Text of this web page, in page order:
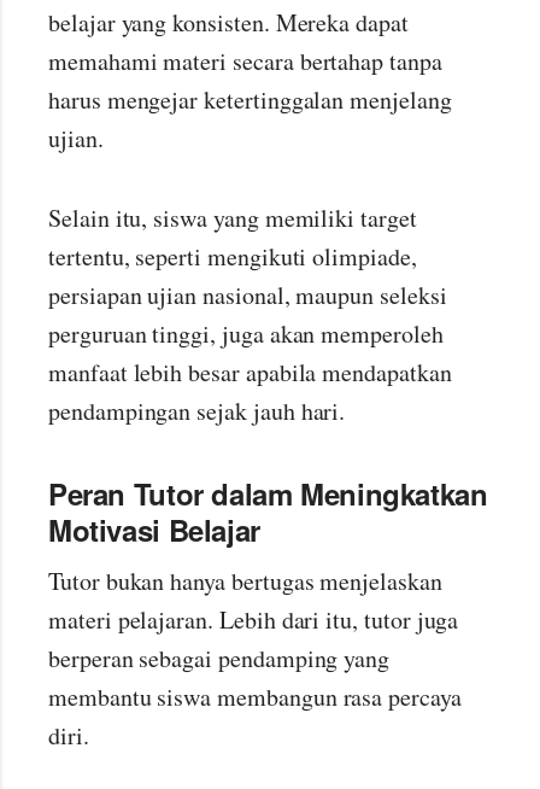
belajar yang konsisten. Mereka dapat
memahami materi secara bertahap tanpa
harus mengejar ketertinggalan menjelang
ujian.
Selain itu, siswa yang memiliki target
tertentu, seperti mengikuti olimpiade,
persiapan ujian nasional, maupun seleksi
perguruan tinggi, juga akan memperoleh
manfaat lebih besar apabila mendapatkan
pendampingan sejak jauh hari.
Peran Tutor dalam Meningkatkan
Motivasi Belajar
Tutor bukan hanya bertugas menjelaskan
materi pelajaran. Lebih dari itu, tutor juga
berperan sebagai pendamping yang
membantu siswa membangun rasa percaya
diri.